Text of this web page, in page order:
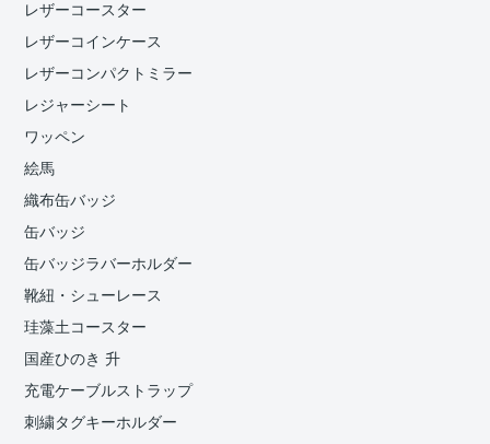
レザーコースター
レザーコインケース
レザーコンパクトミラー
レジャーシート
ワッペン
絵馬
織布缶バッジ
缶バッジ
缶バッジラバーホルダー
靴紐・シューレース
珪藻土コースター
国産ひのき 升
充電ケーブルストラップ
刺繍タグキーホルダー